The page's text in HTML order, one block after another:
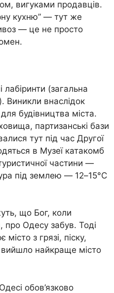
вигуками продавців.
кухню” — тут же
— це не просто
лабіринти (загальна
внаслідок
будівництва міста.
партизанські бази
тут під час Другої
в Музеї катакомб
частини —
під землею — 12–15°C
що Бог, коли
про Одесу забув. Тоді
місто з грязі, піску,
найкраще місто
обов’язково